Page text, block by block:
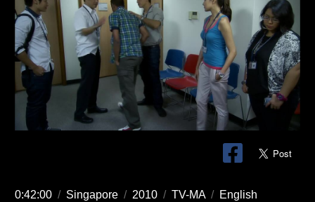
0:42:00 / Singapore / 2010 / TV-MA / English